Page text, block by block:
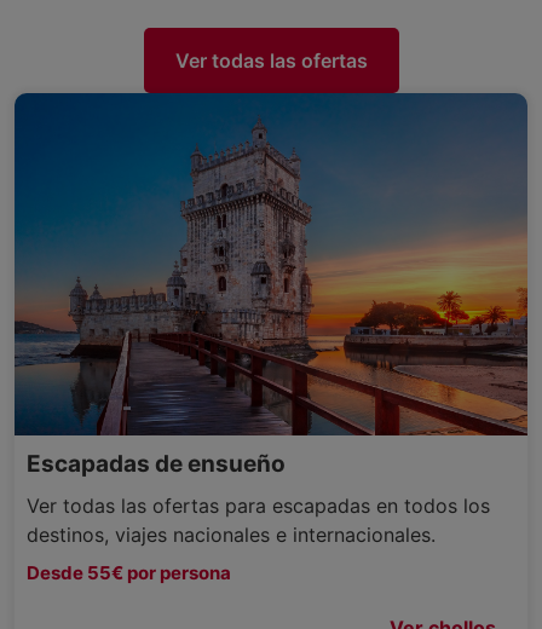
Ver todas las ofertas
Escapadas de ensueño
Ver todas las ofertas para escapadas en todos los
destinos, viajes nacionales e internacionales.
Desde 55€ por persona